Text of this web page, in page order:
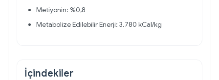
Metiyonin: %0,8
Metabolize Edilebilir Enerji: 3.780 kCal/kg
İçindekiler